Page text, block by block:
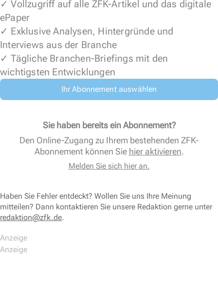
✓ Vollzugriff auf alle ZFK-Artikel und das digitale
ePaper
✓ Exklusive Analysen, Hintergründe und
Interviews aus der Branche
✓ Tägliche Branchen-Briefings mit den
wichtigsten Entwicklungen
Ihr Abonnement auswählen
Sie haben bereits ein Abonnement?
Den Online-Zugang zu Ihrem bestehenden ZFK-
Abonnement können Sie hier aktivieren.
Melden Sie sich hier an.
Haben Sie Fehler entdeckt? Wollen Sie uns Ihre Meinung
mitteilen? Dann kontaktieren Sie unsere Redaktion gerne unter
redaktion@zfk.de.